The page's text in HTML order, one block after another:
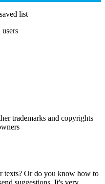
list
trademarks and copyrights
texts? Or do you know how to